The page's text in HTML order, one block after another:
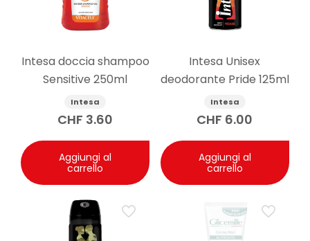
Intesa doccia shampoo
Sensitive 250ml
Intesa
CHF 3.60
Aggiungi al
carrello
Intesa Unisex
deodorante Pride 125ml
Intesa
CHF 6.00
Aggiungi al
carrello